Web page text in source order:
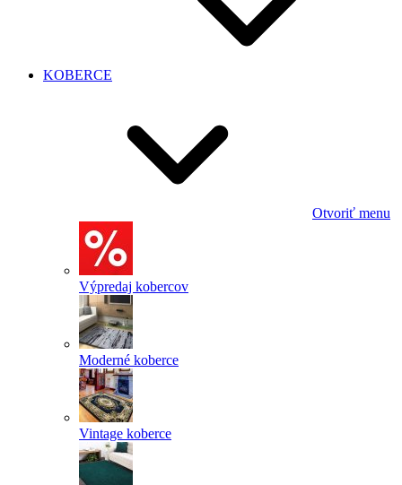
KOBERCE
Otvoriť menu
Výpredaj kobercov
Moderné koberce
Vintage koberce